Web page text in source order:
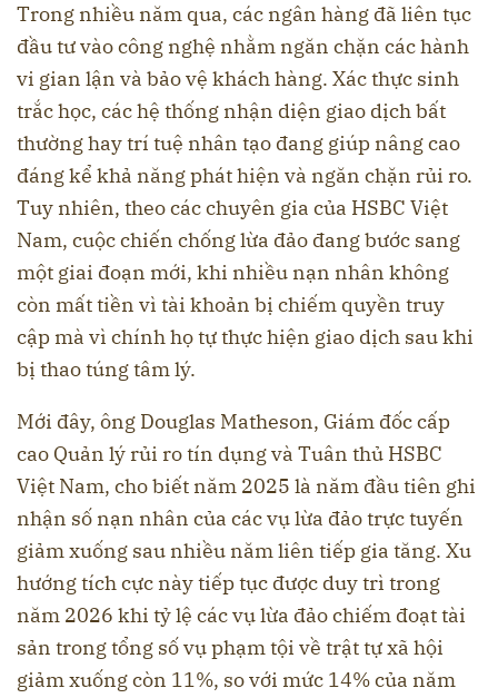
Trong nhiều năm qua, các ngân hàng đã liên tục
đầu tư vào công nghệ nhằm ngăn chặn các hành
vi gian lận và bảo vệ khách hàng. Xác thực sinh
trắc học, các hệ thống nhận diện giao dịch bất
thường hay trí tuệ nhân tạo đang giúp nâng cao
đáng kể khả năng phát hiện và ngăn chặn rủi ro.
Tuy nhiên, theo các chuyên gia của HSBC Việt
Nam, cuộc chiến chống lừa đảo đang bước sang
một giai đoạn mới, khi nhiều nạn nhân không
còn mất tiền vì tài khoản bị chiếm quyền truy
cập mà vì chính họ tự thực hiện giao dịch sau khi
bị thao túng tâm lý.
Mới đây, ông Douglas Matheson, Giám đốc cấp
cao Quản lý rủi ro tín dụng và Tuân thủ HSBC
Việt Nam, cho biết năm 2025 là năm đầu tiên ghi
nhận số nạn nhân của các vụ lừa đảo trực tuyến
giảm xuống sau nhiều năm liên tiếp gia tăng. Xu
hướng tích cực này tiếp tục được duy trì trong
năm 2026 khi tỷ lệ các vụ lừa đảo chiếm đoạt tài
sản trong tổng số vụ phạm tội về trật tự xã hội
giảm xuống còn 11%, so với mức 14% của năm